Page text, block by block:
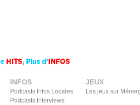
INFOS
Podcasts Infos Locales
Podcasts Interviews
JEUX
Les jeux sur